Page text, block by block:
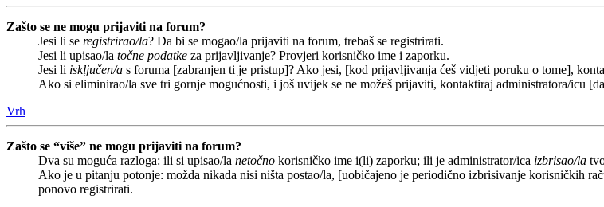
Zašto se ne mogu prijaviti na forum?
Jesi li se registrirao/la? Da bi se mogao/la prijaviti na forum, trebaš se registrirati.
Jesi li upisao/la točne podatke za prijavljivanje? Provjeri korisničko ime i zaporku.
Jesi li isključen/a s foruma [zabranjen ti je pristup]? Ako jesi, [kod prijavljivanja ćeš vidjeti poruku o tome],
Ako si eliminirao/la sve tri gornje mogućnosti, i još uvijek se ne možeš prijaviti, kontaktiraj administratora/icu
Vrh
Zašto se “više” ne mogu prijaviti na forum?
Dva su moguća razloga: ili si upisao/la netočno korisničko ime i(li) zaporku; ili je administrator/ica izbrisao/la
Ako je u pitanju potonje: možda nikada nisi ništa postao/la, [uobičajeno je periodično izbrisivanje korisničkih
ponovo registrirati.